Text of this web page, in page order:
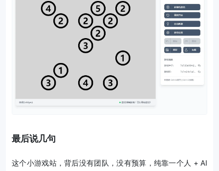
最后说几句
这个小游戏站，背后没有团队，没有预算，纯靠一个人 + AI